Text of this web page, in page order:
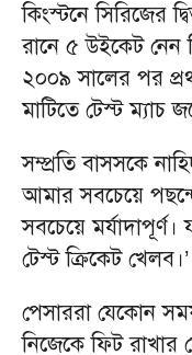
কিংস্টনে সিরিজের
রানে ৫ উইকেট নেন
২০০৯ সালের পর
মাটিতে টেস্ট ম্যাচ
সম্প্রতি বাসসকে
আমার সবচেয়ে
সবচেয়ে
টেস্ট ক্রিকেট খেলব।’
পেসাররা যেকোন
নিজেকে ফিট রাখার